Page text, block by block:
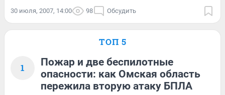
30 июля, 2007, 14:00 98 Обсудить
ТОП 5
1
Пожар и две беспилотные
опасности: как Омская область
пережила вторую атаку БПЛА